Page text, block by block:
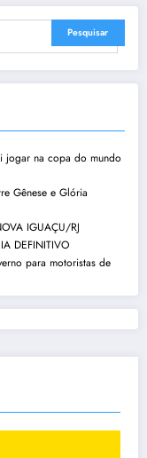
jogar na copa do mundo
Gênese e Glória
IGUAÇU/RJ
DEFINITIVO
para motoristas de